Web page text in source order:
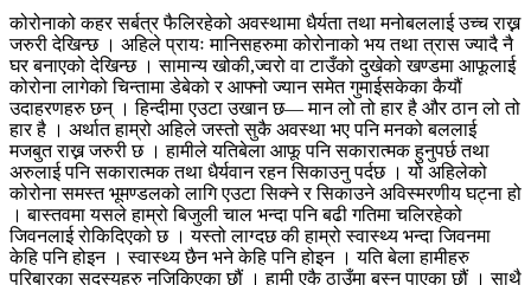
कोरोनाको कहर सर्बत्र फैलिरहेको अवस्थामा धैर्यता तथा मनोबललाई उच्च राख्न
जरुरी देखिन्छ । अहिले प्रायः मानिसहरुमा कोरोनाको भय तथा त्रास ज्यादै नै
घर बनाएको देखिन्छ । सामान्य खोकी,ज्वरो वा टाउँको दुखेको खण्डमा आफूलाई
कोरोना लागेको चिन्तामा डेबेको र आफ्नो ज्यान समेत गुमाईसकेका कैयौं
उदाहरणहरु छन् । हिन्दीमा एउटा उखान छ— मान लो तो हार है और ठान लो तो
हार है । अर्थात हाम्रो अहिले जस्तो सुकै अवस्था भए पनि मनको बललाई
मजबुत राख्न जरुरी छ । हामीले यतिबेला आफू पनि सकारात्मक हुनुपर्छ तथा
अरुलाई पनि सकारात्मक तथा धैर्यवान रहन सिकाउनु पर्दछ । यो अहिलेको
कोरोना समस्त भूमण्डलको लागि एउटा सिक्ने र सिकाउने अविस्मरणीय घट्ना हो
। बास्तवमा यसले हाम्रो बिजुली चाल भन्दा पनि बढी गतिमा चलिरहेको
जिवनलाई रोकिदिएको छ । यस्तो लाग्दछ की हाम्रो स्वास्थ्य भन्दा जिवनमा
केहि पनि होइन । स्वास्थ्य छैन भने केहि पनि होइन । यति बेला हामीहरु
परिबारका सदस्यहरु नजिकिएका छौं । हामी एकै ठाउँमा बस्न पाएका छौं । साथै